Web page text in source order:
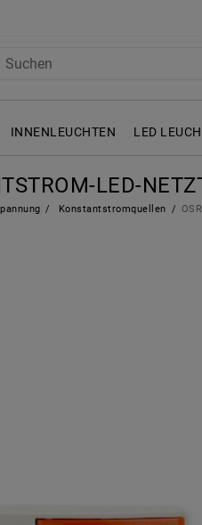
INNENLEUCHTEN LED
LED-
Konstantstromquellen